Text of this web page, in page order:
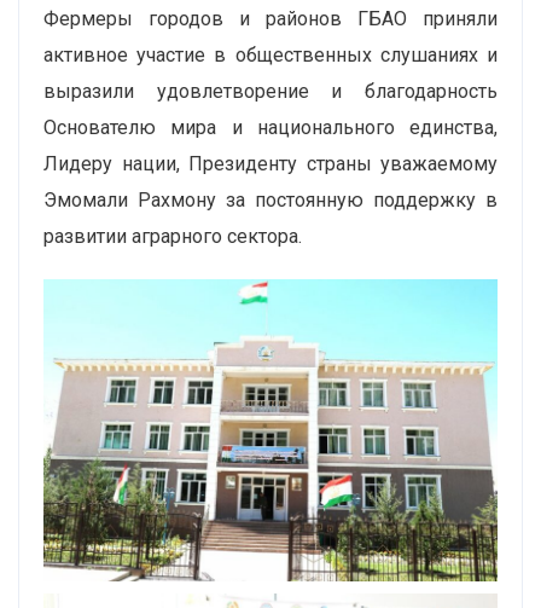
Фермеры городов и районов ГБАО приняли
активное участие в общественных слушаниях и
выразили удовлетворение и благодарность
Основателю мира и национального единства,
Лидеру нации, Президенту страны уважаемому
Эмомали Рахмону за постоянную поддержку в
развитии аграрного сектора.